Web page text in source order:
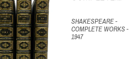
SHAKESPEARE -
COMPLETE WORKS -
1947